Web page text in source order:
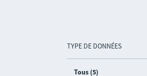
TYPE DE DONNÉES
Tous (5)